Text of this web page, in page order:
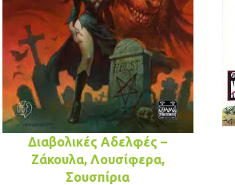
Διαβολικές Αδελφές –
Ζάκουλα, Λουσίφερα,
Σουσπίρια